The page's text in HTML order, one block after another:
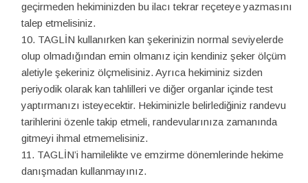
geçirmeden hekiminizden bu ilacı tekrar reçeteye yazmasını
talep etmelisiniz.
TAGLİN kullanırken kan şekerinizin normal seviyelerde
olup olmadığından emin olmanız için kendiniz şeker ölçüm
aletiyle şekeriniz ölçmelisiniz. Ayrıca hekiminiz sizden
periyodik olarak kan tahlilleri ve diğer organlar içinde test
yaptırmanızı isteyecektir. Hekiminizle belirlediğiniz randevu
tarihlerini özenle takip etmeli, randevularınıza zamanında
gitmeyi ihmal etmemelisiniz.
TAGLİN’i hamilelikte ve emzirme dönemlerinde hekime
danışmadan kullanmayınız.